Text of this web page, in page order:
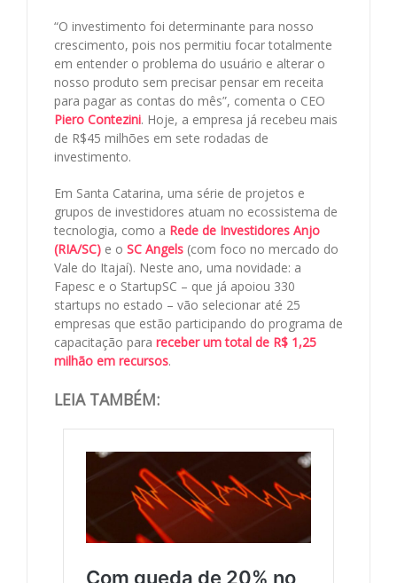
“O investimento foi determinante para nosso
crescimento, pois nos permitiu focar totalmente
em entender o problema do usuário e alterar o
nosso produto sem precisar pensar em receita
para pagar as contas do mês”, comenta o CEO
Piero Contezini. Hoje, a empresa já recebeu mais
de R$45 milhões em sete rodadas de
investimento.
Em Santa Catarina, uma série de projetos e
grupos de investidores atuam no ecossistema de
tecnologia, como a Rede de Investidores Anjo
(RIA/SC) e o SC Angels (com foco no mercado do
Vale do Itajaí). Neste ano, uma novidade: a
Fapesc e o StartupSC – que já apoiou 330
startups no estado – vão selecionar até 25
empresas que estão participando do programa de
capacitação para receber um total de R$ 1,25
milhão em recursos.
LEIA TAMBÉM: